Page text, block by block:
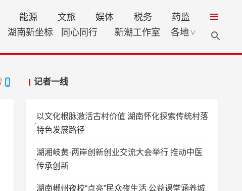
能源 文旅 娱体 税务
药监
湖南新坐标 同心同行 新潮工作室 各地 ∨
记者一线
以文化根脉激活古村价值 湖南怀化探索传统村落
特色发展路径
湖湘岐黄·两岸创新创业交流大会举行 推动中医
传承创新
湖南郴州夜校“点亮”民众夜生活 公益课堂涵养城